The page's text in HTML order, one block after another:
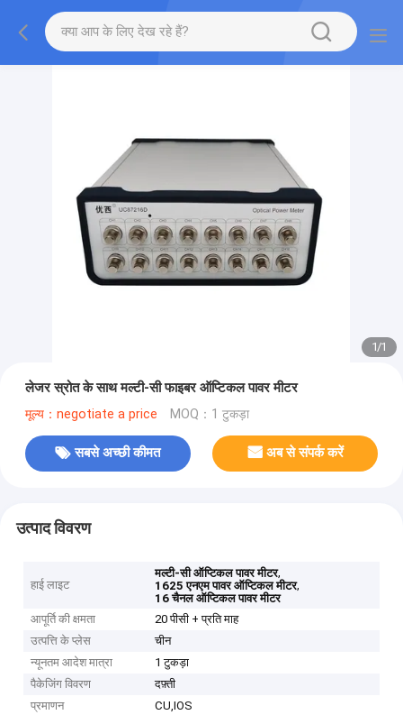
1/1
लेजर स्रोत के साथ मल्टी-सी फाइबर ऑप्टिकल पावर मीटर
मूल्य：negotiate a price MOQ：1 टुकड़ा
सबसे अच्छी कीमत अब से संपर्क करें
उत्पाद विवरण
हाई लाइट
मल्टी-सी ऑप्टिकल पावर मीटर,
1625 एनएम पावर ऑप्टिकल मीटर,
16 चैनल ऑप्टिकल पावर मीटर
आपूर्ति की क्षमता
20 पीसी + प्रति माह
उत्पत्ति के प्लेस
चीन
न्यूनतम आदेश मात्रा
1 टुकड़ा
पैकेजिंग विवरण
दफ़्ती
प्रमाणन
CU,IOS